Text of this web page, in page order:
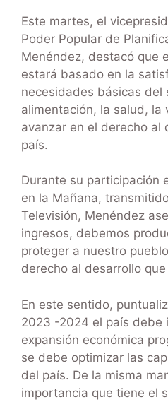
Este martes, el
Poder Popular de
Menéndez, destacó que
estará basado en la
necesidades básicas del
alimentación, la salud, la
avanzar en el derecho al
país.
Durante su participación
en la Mañana,
Televisión, Menéndez
ingresos, debemos
proteger a nuestro
derecho al desarrollo
En este sentido,
2023 -2024 el país debe
expansión económica
se debe optimizar las
del país. De la misma
importancia que tiene el